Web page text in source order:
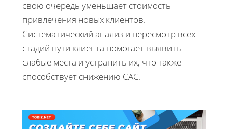
свою очередь уменьшает стоимость
привлечения новых клиентов.
Систематический анализ и пересмотр всех
стадий пути клиента помогает выявить
слабые места и устранить их, что также
способствует снижению CAC.